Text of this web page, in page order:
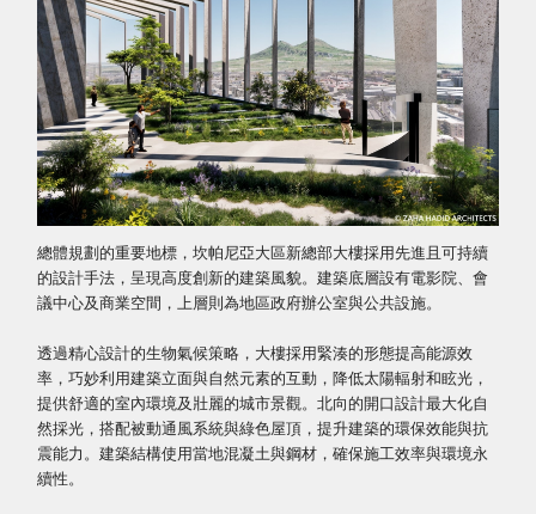
總體規劃的重要地標，坎帕尼亞大區新總部大樓採用先進且可持續
的設計手法，呈現高度創新的建築風貌。建築底層設有電影院、會
議中心及商業空間，上層則為地區政府辦公室與公共設施。
透過精心設計的生物氣候策略，大樓採用緊湊的形態提高能源效
率，巧妙利用建築立面與自然元素的互動，降低太陽輻射和眩光，
提供舒適的室內環境及壯麗的城市景觀。北向的開口設計最大化自
然採光，搭配被動通風系統與綠色屋頂，提升建築的環保效能與抗
震能力。建築結構使用當地混凝土與鋼材，確保施工效率與環境永
續性。